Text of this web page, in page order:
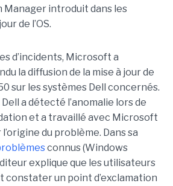
Manager introduit dans les
de l’OS.
d’incidents, Microsoft a
la diffusion de la mise à jour de
sur les systèmes Dell concernés.
a détecté l’anomalie lors de
et a travaillé avec Microsoft
du problème. Dans sa
connus (Windows
explique que les utilisateurs
un point d’exclamation